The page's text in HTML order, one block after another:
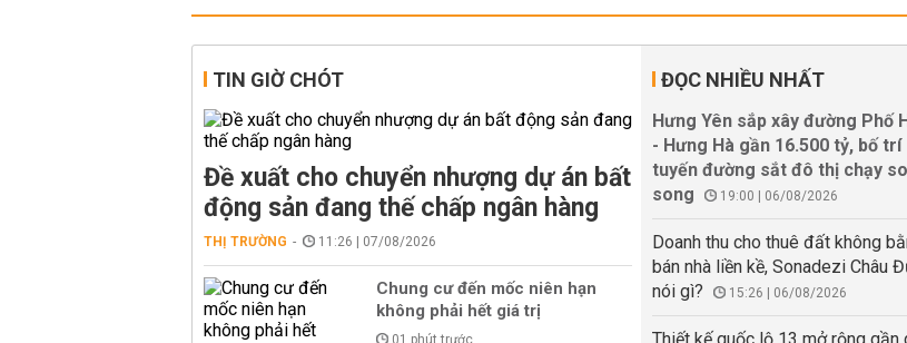
TIN GIỜ CHÓT
Đề xuất cho chuyển nhượng dự án bất
động sản đang thế chấp ngân hàng
THỊ TRƯỜNG 11:26 | 07/08/2026
Chung cư đến mốc niên hạn
không phải hết giá trị
01 phút trước
ĐỌC NHIỀU NHẤT
Hưng Yên sắp xây đường Phố
- Hưng Hà gần 16.500 tỷ, bố trí
tuyến đường sắt đô thị chạy
song
19:00 | 06/08/2026
Doanh thu cho thuê đất không
bán nhà liền kề, Sonadezi Châu
nói gì?
15:26 | 06/08/2026